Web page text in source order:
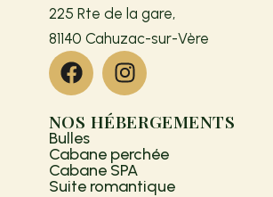
225 Rte de la gare,
81140 Cahuzac-sur-Vère
NOS HÉBERGEMENTS
Bulles
Cabane perchée
Cabane SPA
Suite romantique